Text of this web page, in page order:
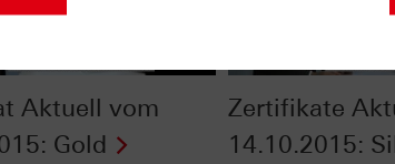
Aktuell vom
Gold
Zertifikate
14.10.2015: